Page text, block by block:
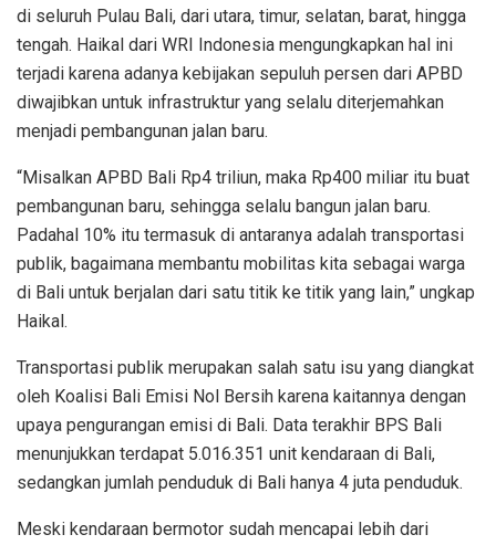
di seluruh Pulau Bali, dari utara, timur, selatan, barat, hingga
tengah. Haikal dari WRI Indonesia mengungkapkan hal ini
terjadi karena adanya kebijakan sepuluh persen dari APBD
diwajibkan untuk infrastruktur yang selalu diterjemahkan
menjadi pembangunan jalan baru.
“Misalkan APBD Bali Rp4 triliun, maka Rp400 miliar itu buat
pembangunan baru, sehingga selalu bangun jalan baru.
Padahal 10% itu termasuk di antaranya adalah transportasi
publik, bagaimana membantu mobilitas kita sebagai warga
di Bali untuk berjalan dari satu titik ke titik yang lain,” ungkap
Haikal.
Transportasi publik merupakan salah satu isu yang diangkat
oleh Koalisi Bali Emisi Nol Bersih karena kaitannya dengan
upaya pengurangan emisi di Bali. Data terakhir BPS Bali
menunjukkan terdapat 5.016.351 unit kendaraan di Bali,
sedangkan jumlah penduduk di Bali hanya 4 juta penduduk.
Meski kendaraan bermotor sudah mencapai lebih dari